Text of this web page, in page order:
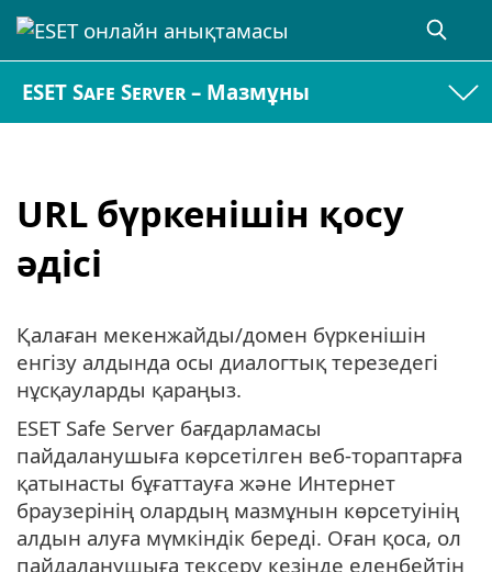
ESET Safe Server – Мазмұны
URL бүркенішін қосу
әдісі
Қалаған мекенжайды/домен бүркенішін
енгізу алдында осы диалогтық терезедегі
нұсқауларды қараңыз.
ESET Safe Server бағдарламасы
пайдаланушыға көрсетілген веб-тораптарға
қатынасты бұғаттауға және Интернет
браузерінің олардың мазмұнын көрсетуінің
алдын алуға мүмкіндік береді. Оған қоса, ол
пайдаланушыға тексеру кезінде еленбейтін